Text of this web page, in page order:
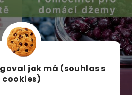
jak má (souhlas s
cookies)